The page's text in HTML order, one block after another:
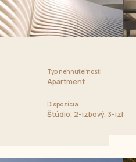
2-spálňový chalet, 3-
Typ nehnuteľnosti
Apartment
Dispozícia
Štúdio, 2-izbový, 3-